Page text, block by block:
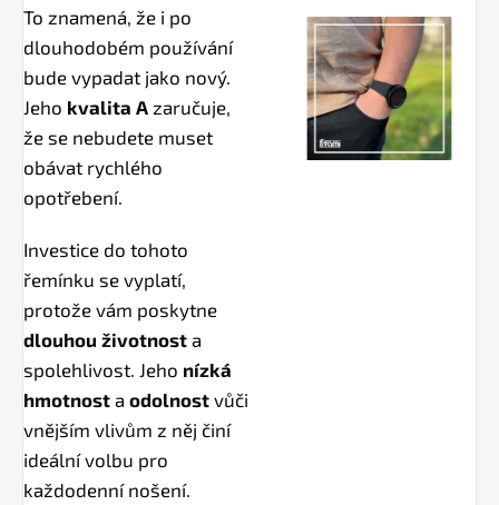
To znamená, že i po
dlouhodobém používání
bude vypadat jako nový.
Jeho kvalita A zaručuje,
že se nebudete muset
obávat rychlého
opotřebení.
Investice do tohoto
řemínku se vyplatí,
protože vám poskytne
dlouhou životnost a
spolehlivost. Jeho nízká
hmotnost a odolnost vůči
vnějším vlivům z něj činí
ideální volbu pro
každodenní nošení.